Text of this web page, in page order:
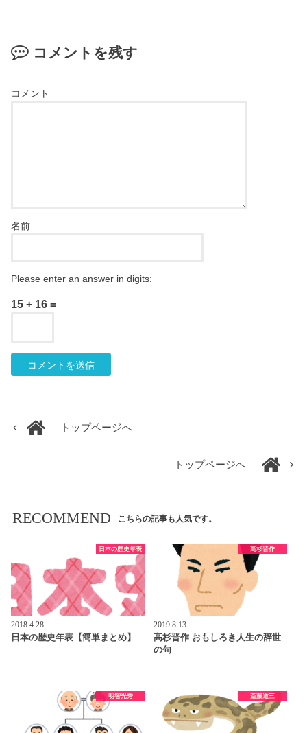
コメントを残す
コメント
名前
Please enter an answer in digits:
15 + 16 =
トップページへ
トップページへ
RECOMMEND こちらの記事も人気です。
日本の歴史年表
2018.4.28
日本の歴史年表【簡単まとめ】
高杉晋作
2019.8.13
高杉晋作 おもしろき人生の辞世
の句
明智光秀 斎藤道三